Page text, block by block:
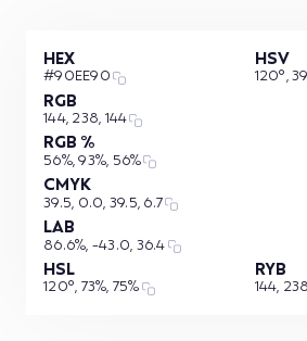
HEX
#90EE90
RGB
144, 238, 144
RGB %
56%, 93%, 56%
CMYK
39.5, 0.0, 39.5, 6.7
LAB
86.6%, -43.0, 36.4
HSL
120°, 73%, 75%
HSV
120°,
RYB
144,